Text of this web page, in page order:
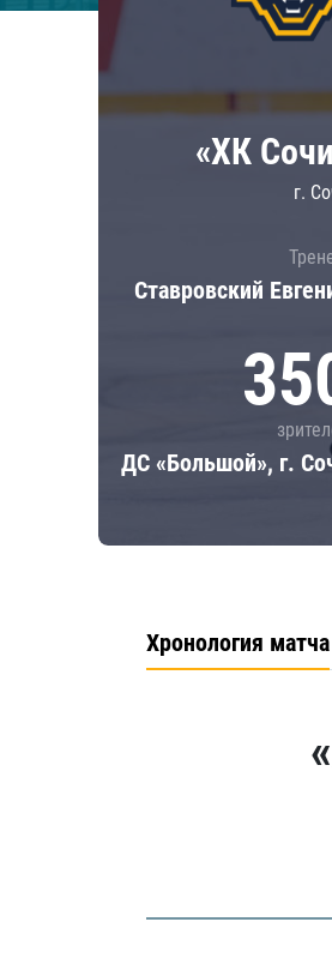
«ХК
г.
Ставровский
ДС «Большой», г.
Хронология матча